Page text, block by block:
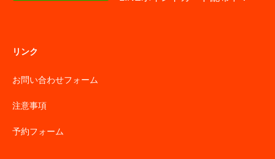
リンク
お問い合わせフォーム
注意事項
予約フォーム